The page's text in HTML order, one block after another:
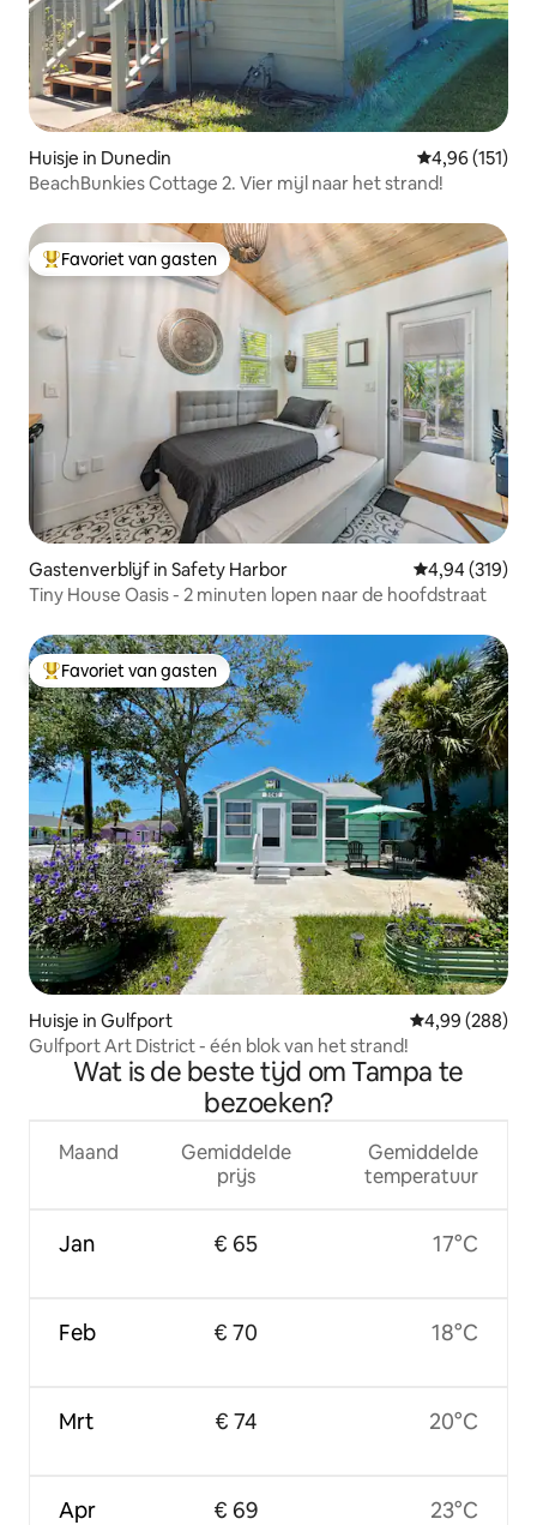
Huisje in Dunedin Gemiddelde
4,96 (151)
BeachBunkies Cottage 2. Vier mijl naar het strand!
Topfavoriet van gasten
Favoriet van gasten
Gastenverblijf in Safety Harbor Gemiddelde
4,94 (319)
Tiny House Oasis - 2 minuten lopen naar de hoofdstraat
Topfavoriet van gasten
Favoriet van gasten
Huisje in Gulfport Gemiddelde
4,99 (288)
Gulfport Art District - één blok van het strand!
Wat is de beste tijd om Tampa te
bezoeken?
Maand
Jan
Feb
Mrt
Apr
Gemiddelde
prijs
€ 65
€ 70
€ 74
€ 69
Gemiddelde
temperatuur
17°C
18°C
20°C
23°C